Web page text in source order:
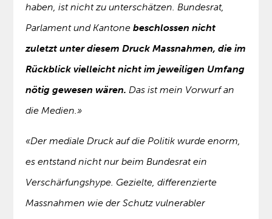
haben, ist nicht zu unterschätzen. Bundesrat,
Parlament und Kantonebeschlossen nicht
zuletzt unter diesem Druck Massnahmen, die im
Rückblick vielleicht nicht im jeweiligen Umfang
nötig gewesen wären. Das ist mein Vorwurf an
die Medien.»
«Der mediale Druck auf die Politik wurde enorm,
es entstand nicht nur beim Bundesrat ein
Verschärfungshype. Gezielte, differenzierte
Massnahmen wie der Schutz vulnerabler